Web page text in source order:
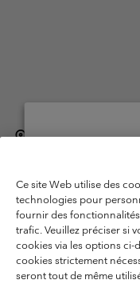
België (Nederlands)
Gebruiksvoorwaarden
Privacybeleid
Voorwaarden voor door
Cookies
Ce site Web utilise des
technologies pour
fournir des
trafic. Veuillez préciser si
cookies via les options ci-
cookies strictement
seront tout de même
United States
Belgium-